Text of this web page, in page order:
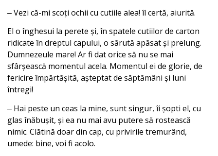
‒ Vezi că-mi scoți ochii cu cutiile alea! îl certă, aiurită.
El o înghesui la perete și, în spatele cutiilor de carton
ridicate în dreptul capului, o sărută apăsat și prelung.
Dumnezeule mare! Ar fi dat orice să nu se mai
sfârșească momentul acela. Momentul ei de glorie, de
fericire împărtășită, așteptat de săptămâni și luni
întregi!
‒ Hai peste un ceas la mine, sunt singur, îi șopti el, cu
glas înăbușit, și ea nu mai avu putere să rostească
nimic. Clătină doar din cap, cu privirile tremurând,
umede: bine, voi fi acolo.